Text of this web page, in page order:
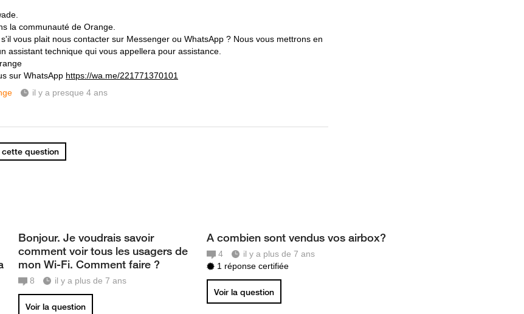
la communauté de Orange.
vous plait nous contacter sur Messenger ou WhatsApp ? Nous vous mettrons en
assistant technique qui vous appellera pour assistance.
sur WhatsApp https://wa.me/221771370101
il y a presque 4 ans
question
Bonjour. Je voudrais savoir
comment voir tous les usagers de
mon Wi-Fi. Comment faire ?
8 il y a plus de 7 ans
Voir la question
A combien sont vendus vos airbox?
4
il y a plus de 7 ans
1 réponse certifiée
Voir la question